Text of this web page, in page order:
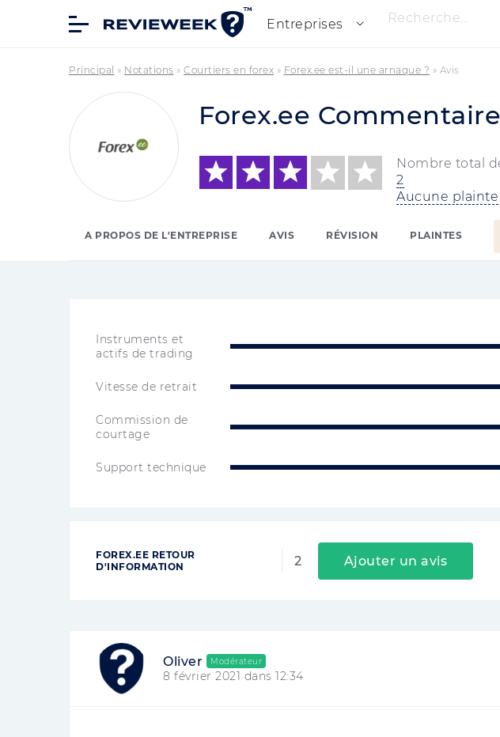
Entreprises Recherche...
Principal » Notations » Courtiers en forex » Forex.ee est-il une arnaque ? » Avis
Forex.ee
Nombre total
2
Aucune
A PROPOS DE L'ENTREPRISE AVIS RÉVISION PLAINTES
Instruments et
actifs de trading
Vitesse de retrait
Commission de
courtage
Support technique
FOREX.EE RETOUR
D'INFORMATION
2 Ajouter un avis
Oliver Modérateur
8 février 2021 dans 12:34